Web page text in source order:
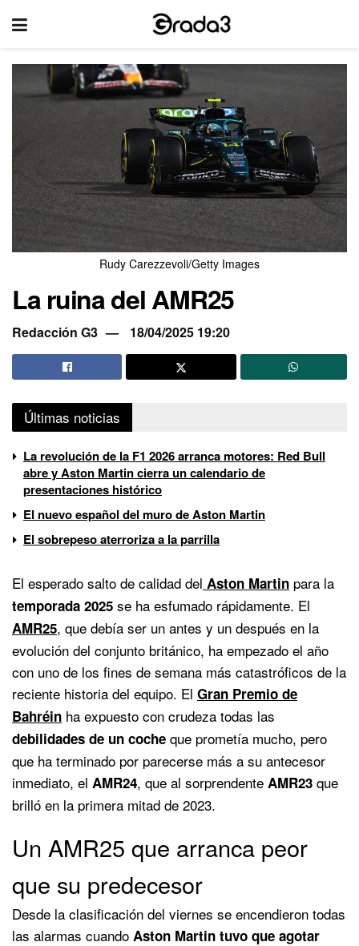
Rudy Carezzevoli/Getty Images
La ruina del AMR25
Redacción G3 18/04/2025 19:20
Últimas noticias
La revolución de la F1 2026 arranca motores: Red Bull
abre y Aston Martin cierra un calendario de
presentaciones histórico
El nuevo español del muro de Aston Martin
El sobrepeso aterroriza a la parrilla
El esperado salto de calidad del Aston Martin para la
temporada 2025 se ha esfumado rápidamente. El
AMR25, que debía ser un antes y un después en la
evolución del conjunto británico, ha empezado el año
con uno de los fines de semana más catastróficos de la
reciente historia del equipo. El Gran Premio de
Bahréin ha expuesto con crudeza todas las
debilidades de un coche que prometía mucho, pero
que ha terminado por parecerse más a su antecesor
inmediato, el AMR24, que al sorprendente AMR23 que
brilló en la primera mitad de 2023.
Un AMR25 que arranca peor
que su predecesor
Desde la clasificación del viernes se encendieron todas
las alarmas cuando Aston Martin tuvo que agotar